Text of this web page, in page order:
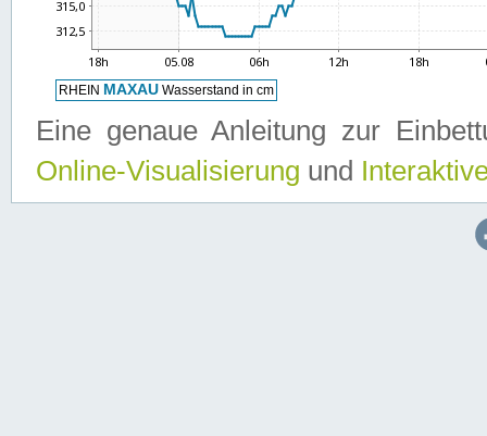
Eine genaue Anleitung zur
Online-Visualisierung und